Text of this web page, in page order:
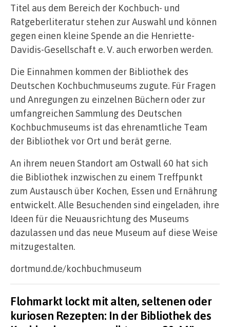
Titel aus dem Bereich der Kochbuch- und
Ratgeberliteratur stehen zur Auswahl und können
gegen einen kleine Spende an die Henriette-
Davidis-Gesellschaft e. V. auch erworben werden.
Die Einnahmen kommen der Bibliothek des
Deutschen Kochbuchmuseums zugute. Für Fragen
und Anregungen zu einzelnen Büchern oder zur
umfangreichen Sammlung des Deutschen
Kochbuchmuseums ist das ehrenamtliche Team
der Bibliothek vor Ort und berät gerne.
An ihrem neuen Standort am Ostwall 60 hat sich
die Bibliothek inzwischen zu einem Treffpunkt
zum Austausch über Kochen, Essen und Ernährung
entwickelt. Alle Besuchenden sind eingeladen, ihre
Ideen für die Neuausrichtung des Museums
dazulassen und das neue Museum auf diese Weise
mitzugestalten.
dortmund.de/kochbuchmuseum
Flohmarkt lockt mit alten, seltenen oder
kuriosen Rezepten: In der Bibliothek des